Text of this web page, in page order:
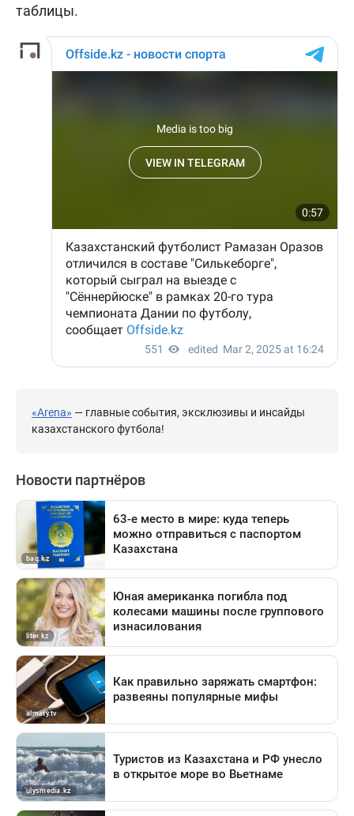
таблицы.
«Arena» — главные события, эксклюзивы и инсайды
казахстанского футбола!